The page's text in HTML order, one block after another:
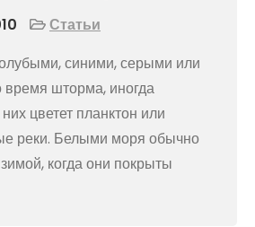
Статьи
синими, серыми или
шторма, иногда
цветет планктон или
реки. Белыми моря обычно
когда они покрыты